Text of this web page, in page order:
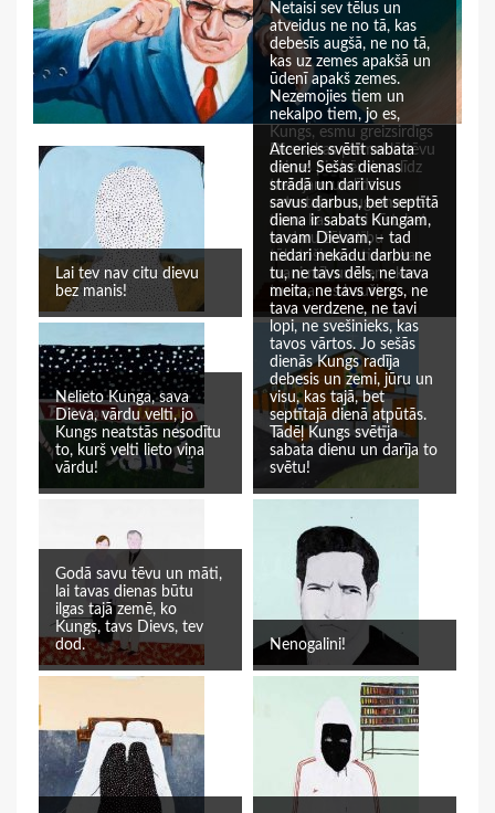
Lai tev nav citu dievu
bez manis!
Netaisi sev tēlus un
atveidus ne no tā, kas
debesīs augšā, ne no tā,
kas uz zemes apakšā un
ūdenī apakš zemes.
Nezemojies tiem un
nekalpo tiem, jo es,
Kungs, esmu greizsirdīgs
Dievs, kas piemeklē tēvu
vainas pie bērniem līdz
trešajam un līdz
ceturtajam augumam –
tiem, kas mani nīst, bet
es daru žēlastību
tūkstošiem – tiem, kas
mani mīl, un tiem, kas
tur manus baušļus.
Nelieto Kunga, sava
Dieva, vārdu velti, jo
Kungs neatstās nesodītu
to, kurš velti lieto viņa
vārdu!
Atceries svētīt sabata
dienu! Sešas dienas
strādā un dari visus
savus darbus, bet septītā
diena ir sabats Kungam,
tavam Dievam, – tad
nedari nekādu darbu ne
tu, ne tavs dēls, ne tava
meita, ne tavs vergs, ne
tava verdzene, ne tavi
lopi, ne svešinieks, kas
tavos vārtos. Jo sešās
dienās Kungs radīja
debesis un zemi, jūru un
visu, kas tajā, bet
septītajā dienā atpūtās.
Tādēļ Kungs svētīja
sabata dienu un darīja to
svētu!
Godā savu tēvu un māti,
lai tavas dienas būtu
ilgas tajā zemē, ko
Kungs, tavs Dievs, tev
dod.
Nenogalini!